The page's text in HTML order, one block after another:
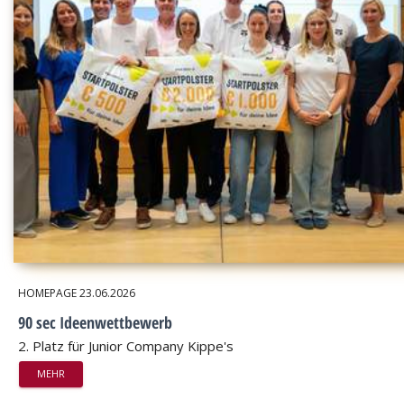
HOMEPAGE23.06.2026
90 sec Ideenwettbewerb
2. Platz für Junior Company Kippe's
MEHR